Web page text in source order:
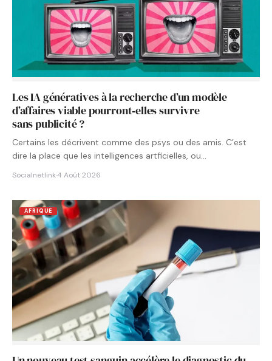
Les IA génératives à la recherche d’un modèle
d’affaires viable pourront‑elles survivre
sans publicité ?
Certains les décrivent comme des psys ou des amis. C’est
dire la place que les intelligences artficielles, ou…
Socialnetlink·4 Août 2026
AFRIQUE